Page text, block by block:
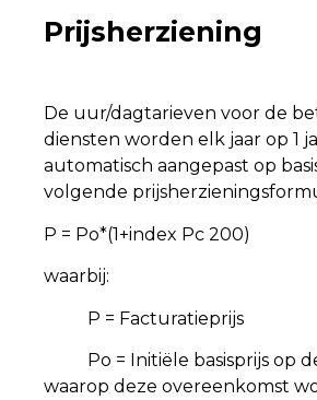
Prijsherziening
De uur/dagtarieven voor de
diensten worden elk jaar op 1
automatisch aangepast op
volgende
P = Po*(1+index Pc 200)
waarbij:
P = Facturatieprijs
Po = Initiële basisprijs op
waarop deze overeenkomst